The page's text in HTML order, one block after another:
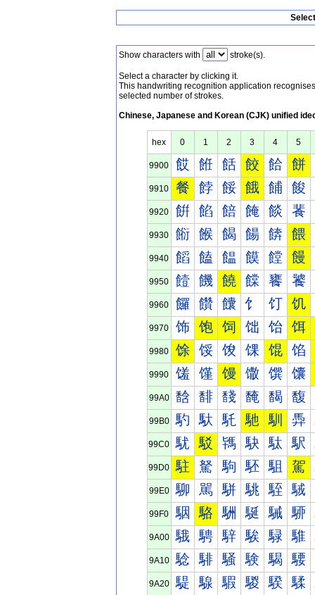
Show characters with stroke(s).
Select a character by clicking it.
This handwriting recognition application
selected number of strokes.
Chinese, Japanese and Korean (CJK) unified
hex 0 1 2 3 4 5
9900 餀 餁 餂 餃 餄 餅
9910 餐 餑 餒 餓 餔 餕
9920 餠 餡 餢 餣 餤 餥
9930 餰 餱 餲 餳 餴 餵
9940 饀 饁 饂 饃 饄 饅
9950 饐 饑 饒 饓 饔 饕
9960 饠 饡 饢 饣 饤 饥
9970 饰 饱 饲 饳 饴 饵
9980 馀 馁 馂 馃 馄 馅
9990 馐 馑 馒 馓 馔 馕
99A0 馠 馡 馢 馣 馤 馥
99B0 馰 馱 馲 馳 馴 馵
99C0 駀 駁 駂 駃 駄 駅
99D0 駐 駑 駒 駓 駔 駕
99E0 駠 駡 駢 駣 駤 駥
99F0 駰 駱 駲 駳 駴 駵
9A00 騀 騁 騂 騃 騄 騅
9A10 騐 騑 騒 験 騔 騕
9A20 騠 騡 騢 騣 騤 騥